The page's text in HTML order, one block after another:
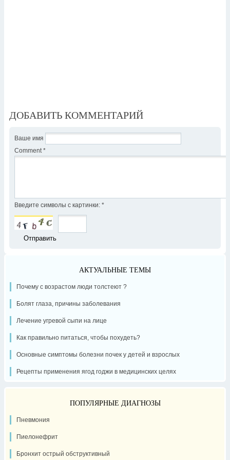
ДОБАВИТЬ КОММЕНТАРИЙ
Ваше имя
Comment *
Введите символы с картинки: *
АКТУАЛЬНЫЕ ТЕМЫ
Почему с возрастом люди толстеют ?
Болят глаза, причины заболевания
Лечение угревой сыпи на лице
Как правильно питаться, чтобы похудеть?
Основные симптомы болезни почек у детей и взрослых
Рецепты применения ягод годжи в медицинских целях
ПОПУЛЯРНЫЕ ДИАГНОЗЫ
Пневмония
Пиелонефрит
Бронхит острый обструктивный